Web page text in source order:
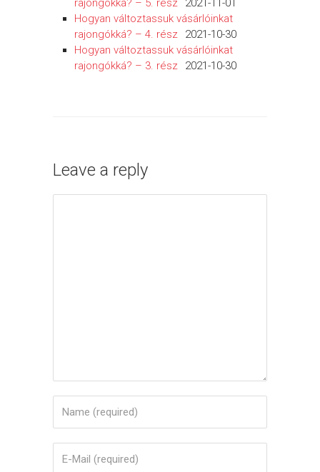
rajongókká? – 5. rész
2021-11-01
Hogyan változtassuk vásárlóinkat
rajongókká? – 4. rész
2021-10-30
Hogyan változtassuk vásárlóinkat
rajongókká? – 3. rész
2021-10-30
Leave a reply